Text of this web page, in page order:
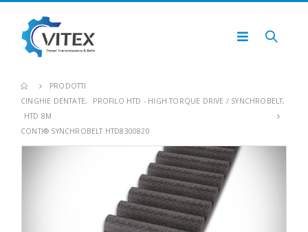
PRODOTTI
CINGHIE DENTATE, PROFILO HTD - HIGH TORQUE DRIVE / SYNCHROBELT,
HTD 8M
CONTI® SYNCHROBELT HTD8300820